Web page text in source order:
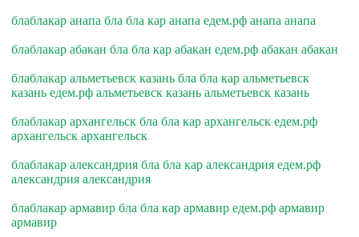
блаблакар анапа бла бла кар анапа едем.рф анапа анапа
блаблакар абакан бла бла кар абакан едем.рф абакан абакан
блаблакар альметьевск казань бла бла кар альметьевск
казань едем.рф альметьевск казань альметьевск казань
блаблакар архангельск бла бла кар архангельск едем.рф
архангельск архангельск
блаблакар александрия бла бла кар александрия едем.рф
александрия александрия
блаблакар армавир бла бла кар армавир едем.рф армавир
армавир